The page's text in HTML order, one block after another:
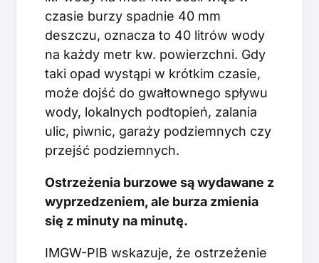
czasie burzy spadnie 40 mm
deszczu, oznacza to 40 litrów wody
na każdy metr kw. powierzchni. Gdy
taki opad wystąpi w krótkim czasie,
może dojść do gwałtownego spływu
wody, lokalnych podtopień, zalania
ulic, piwnic, garaży podziemnych czy
przejść podziemnych.
Ostrzeżenia burzowe są wydawane z
wyprzedzeniem, ale burza zmienia
się z minuty na minutę.
IMGW-PIB wskazuje, że ostrzeżenie